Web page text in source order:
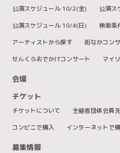
公演スケジュール 10/2(金)
公演ス
公演スケジュール 10/4(日)
検索条
アーティストから探す
街なかコン
せんくらおでかけコンサート
マイ
会場
チケット
チケットについて 主催者団体会員
コンビニで購入
インターネットで
募集情報